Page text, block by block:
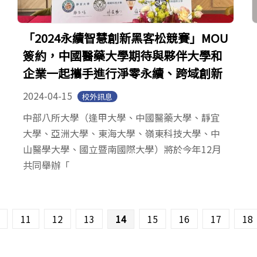
「2024永續智慧創新黑客松競賽」MOU
簽約，中國醫藥大學期待與夥伴大學和
企業一起攜手進行淨零永續、跨域創新
2024-04-15 校外訊息
中部八所大學（逢甲大學、中國醫藥大學、靜宜
大學、亞洲大學、東海大學、嶺東科技大學、中
山醫學大學、國立暨南國際大學）將於今年12月
共同舉辦「
11 12 13 14 15 16 17 18